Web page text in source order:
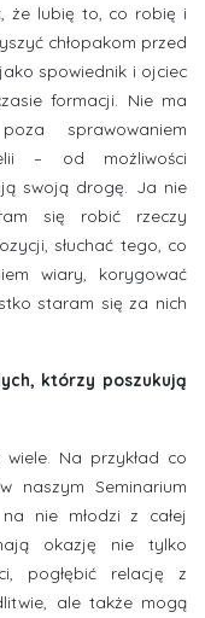
że lubię to, co robię i
chłopakom przed
spowiednik i ojciec
formacji. Nie ma
sprawowaniem
– od możliwości
swoją drogę. Ja nie
się robić rzeczy
słuchać tego, co
wiary, korygować
staram się za nich
którzy poszukują
Na przykład co
naszym Seminarium
nie młodzi z całej
okazję nie tylko
pogłębić relację z
ale także mogą